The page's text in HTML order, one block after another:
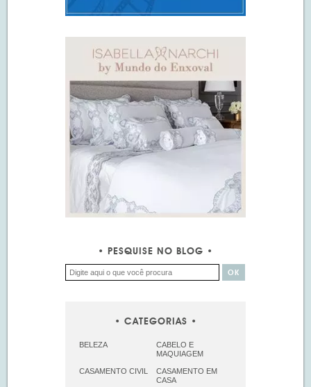
PESQUISE NO BLOG
CATEGORIAS
BELEZA
CABELO E
MAQUIAGEM
CASAMENTO CIVIL
CASAMENTO EM
CASA